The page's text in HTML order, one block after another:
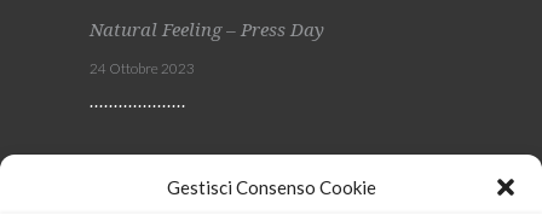
Gestisci Consenso Cookie
Natural Feeling – Press Day
24 Ottobre 2023